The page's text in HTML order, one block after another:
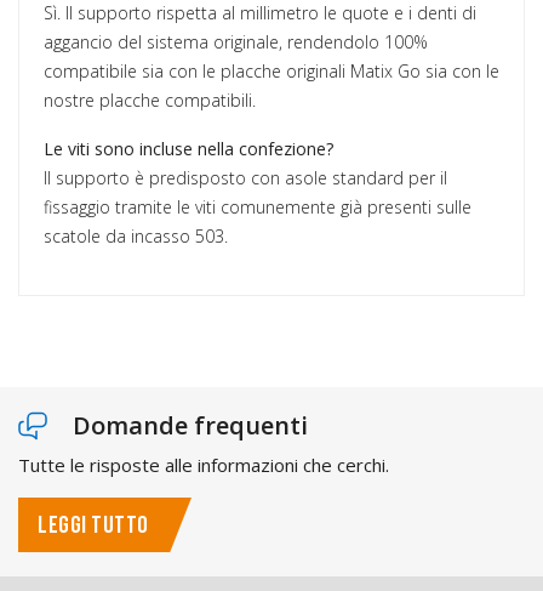
Sì. Il supporto rispetta al millimetro le quote e i denti di
aggancio del sistema originale, rendendolo 100%
compatibile sia con le placche originali Matix Go sia con le
nostre placche compatibili.
Le viti sono incluse nella confezione?
Il supporto è predisposto con asole standard per il
fissaggio tramite le viti comunemente già presenti sulle
scatole da incasso 503.
Domande frequenti
Tutte le risposte alle informazioni che cerchi.
LEGGI TUTTO